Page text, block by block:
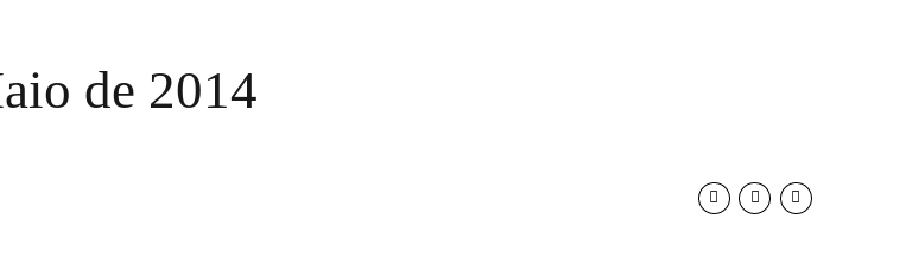
de 2014